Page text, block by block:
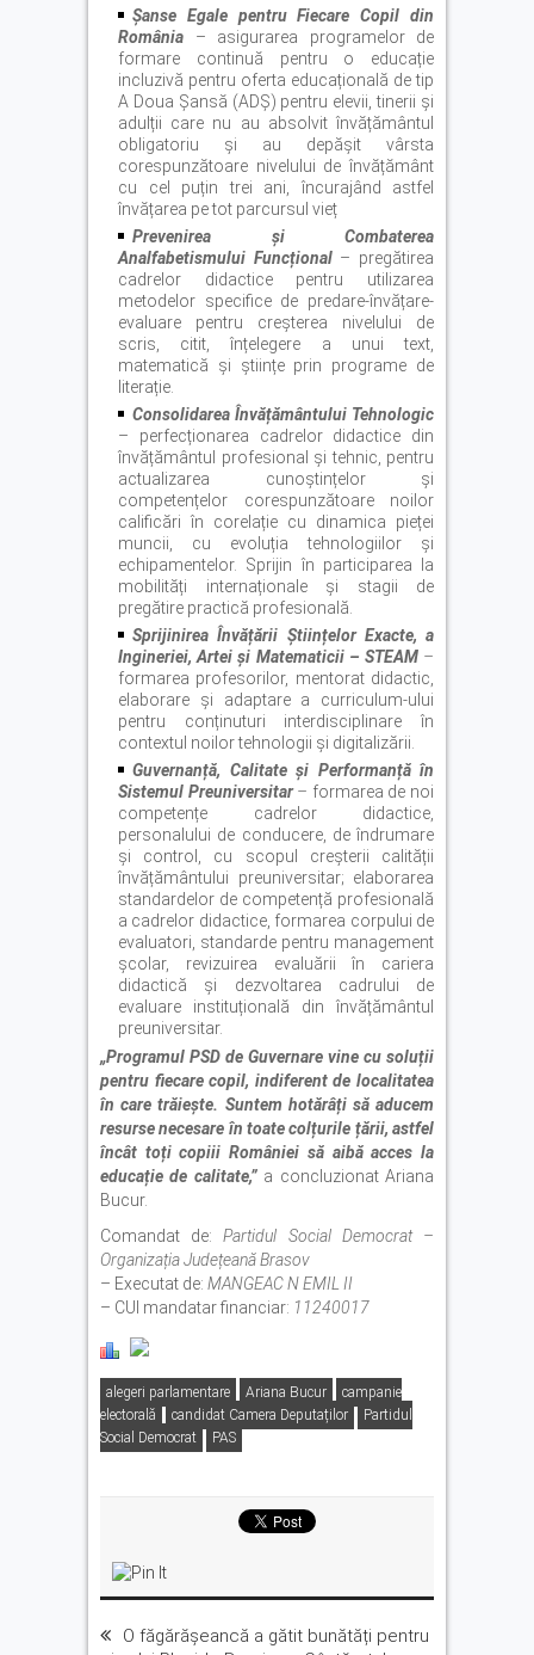
Șanse Egale pentru Fiecare Copil din
România – asigurarea programelor de
formare continuă pentru o educație
incluzivă pentru oferta educațională de tip
A Doua Șansă (ADȘ) pentru elevii, tinerii și
adulții care nu au absolvit învățământul
obligatoriu și au depășit vârsta
corespunzătoare nivelului de învățământ
cu cel puțin trei ani, încurajând astfel
învățarea pe tot parcursul vieț
Prevenirea și Combaterea
Analfabetismului Funcțional– pregătirea
cadrelor didactice pentru utilizarea
metodelor specifice de predare-învățare-
evaluare pentru creșterea nivelului de
scris, citit, înțelegere a unui text,
matematică și științe prin programe de
literație.
Consolidarea Învățământului Tehnologic
– perfecționarea cadrelor didactice din
învățământul profesional și tehnic, pentru
actualizarea cunoștințelor și
competențelor corespunzătoare noilor
calificări în corelație cu dinamica pieței
muncii, cu evoluția tehnologiilor și
echipamentelor. Sprijin în participarea la
mobilități internaționale și stagii de
pregătire practică profesională.
Sprijinirea Învățării Științelor Exacte, a
Ingineriei, Arteiși Matematicii – STEAM–
formarea profesorilor, mentorat didactic,
elaborare și adaptare a curriculum-ului
pentru conținuturi interdisciplinare în
contextul noilor tehnologii și digitalizării.
Guvernanță, Calitate și Performanță în
Sistemul Preuniversitar– formarea de noi
competențe cadrelor didactice,
personalului de conducere, de îndrumare
și control, cu scopul creșterii calității
învățământului preuniversitar; elaborarea
standardelor de competență profesională
a cadrelor didactice, formarea corpului de
evaluatori, standarde pentru management
școlar, revizuirea evaluării în cariera
didactică și dezvoltarea cadrului de
evaluare instituțională din învățământul
preuniversitar.
„Programul PSD de Guvernare vine cu soluții
pentru fiecare copil, indiferent de localitatea
în care trăiește. Suntem hotărâți să aducem
resurse necesare în toate colțurile țării, astfel
încât toți copiii României să aibă acces la
educație de calitate,”a concluzionat Ariana
Bucur.
Comandat de:Partidul Social Democrat –
Organizația Județeană Brasov
– Executat de: MANGEAC N EMIL II
– CUI mandatar financiar: 11240017
alegeri parlamentare Ariana Bucur
campanie
electorală
candidat Camera Deputaților
Partidul
Social Democrat
PAS
O făgărășeancă a gătit bunătăți pentru